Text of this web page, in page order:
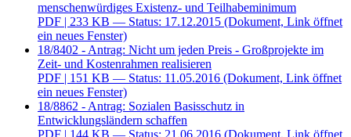
menschenwürdiges Existenz- und Teilhabeminimum
PDF | 233 KB — Status: 17.12.2015 (Dokument, Link öffnet
ein neues Fenster)
18/8402 - Antrag: Nicht um jeden Preis - Großprojekte im
Zeit- und Kostenrahmen realisieren
PDF | 151 KB — Status: 11.05.2016 (Dokument, Link öffnet
ein neues Fenster)
18/8862 - Antrag: Sozialen Basisschutz in
Entwicklungsländern schaffen